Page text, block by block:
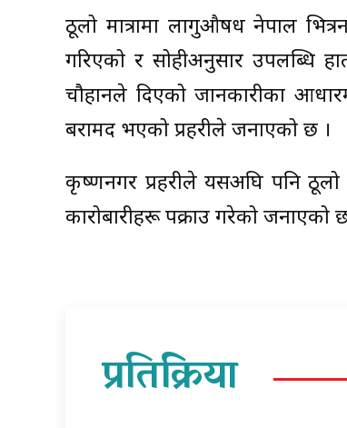
ठूलो मात्रामा लागुऔषध नेपाल
गरिएको र सोहीअनुसार उपलब्धि
चौहानले दिएको जानकारीका
बरामद भएको प्रहरीले जनाएको छ ।
कृष्णनगर प्रहरीले यसअघि पनि ठूलो
कारोबारीहरू पक्राउ गरेको जनाएको
प्रतिक्रिया